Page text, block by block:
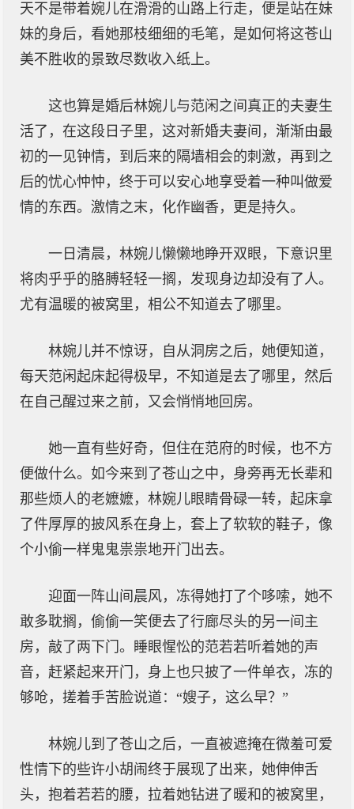
天不是带着婉儿在滑滑的山路上行走，便是站在妹
妹的身后，看她那枝细细的毛笔，是如何将这苍山
美不胜收的景致尽数收入纸上。
这也算是婚后林婉儿与范闲之间真正的夫妻生
活了，在这段日子里，这对新婚夫妻间，渐渐由最
初的一见钟情，到后来的隔墙相会的刺激，再到之
后的忧心忡忡，终于可以安心地享受着一种叫做爱
情的东西。激情之末，化作幽香，更是持久。
一日清晨，林婉儿懒懒地睁开双眼，下意识里
将肉乎乎的胳膊轻轻一搁，发现身边却没有了人。
尤有温暖的被窝里，相公不知道去了哪里。
林婉儿并不惊讶，自从洞房之后，她便知道，
每天范闲起床起得极早，不知道是去了哪里，然后
在自己醒过来之前，又会悄悄地回房。
她一直有些好奇，但住在范府的时候，也不方
便做什么。如今来到了苍山之中，身旁再无长辈和
那些烦人的老嬷嬷，林婉儿眼睛骨碌一转，起床拿
了件厚厚的披风系在身上，套上了软软的鞋子，像
个小偷一样鬼鬼祟祟地开门出去。
迎面一阵山间晨风，冻得她打了个哆嗦，她不
敢多耽搁，偷偷一笑便去了行廊尽头的另一间主
房，敲了两下门。睡眼惺忪的范若若听着她的声
音，赶紧起来开门，身上也只披了一件单衣，冻的
够呛，搓着手苦脸说道：“嫂子，这么早？”
林婉儿到了苍山之后，一直被遮掩在微羞可爱
性情下的些许小胡闹终于展现了出来，她伸伸舌
头，抱着若若的腰，拉着她钻进了暖和的被窝里，